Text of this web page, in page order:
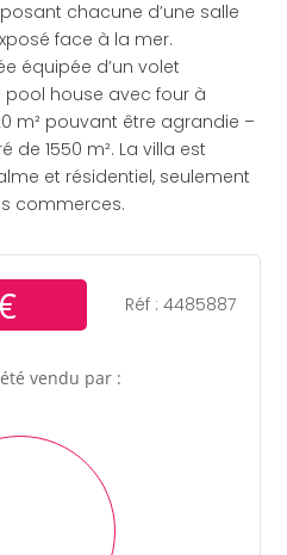
chacune d’une salle
face à la mer.
équipée d’un volet
house avec four à
m² pouvant être agrandie –
de 1550 m². La villa est
et résidentiel, seulement
commerces.
Réf : 4485887
vendu par :